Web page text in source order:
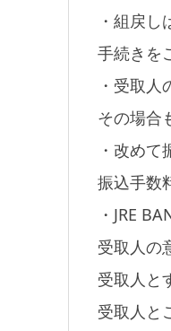
・組戻し
手続きを
・受取
その場合
・改めて
振込手数
・JRE
受取人の
受取人と
受取人と